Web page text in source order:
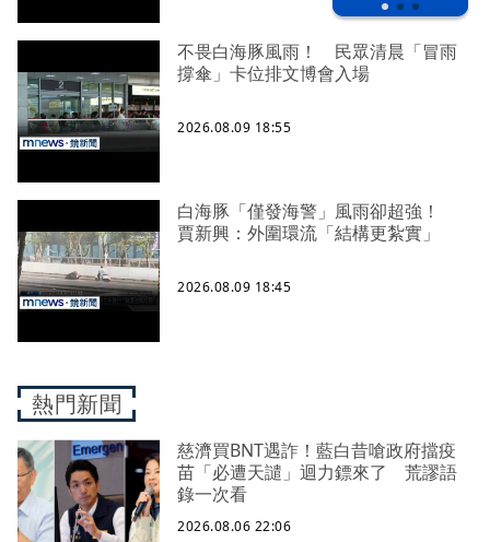
不畏白海豚風雨！ 民眾清晨「冒雨
撐傘」卡位排文博會入場
2026.08.09 18:55
白海豚「僅發海警」風雨卻超強！
賈新興：外圍環流「結構更紮實」
2026.08.09 18:45
熱門新聞
慈濟買BNT遇詐！藍白昔嗆政府擋疫
苗「必遭天譴」迴力鏢來了 荒謬語
錄一次看
2026.08.06 22:06